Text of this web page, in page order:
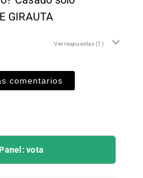
GIRAUTA
Ver respuestas(1)
comentarios
vota